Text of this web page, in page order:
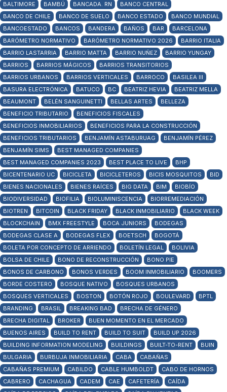
BALTIMORE
BAMBÚ BANCADA. RN
BANCO CENTRAL
BANCO DE CHILE
BANCO DE SUELO BANCO ESTADO
BANCO MUNDIAL
BANCOESTADO
BANCOS BANDERA BAÑOS BAR
BARCELONA
BARÓMETRO NORMATIVO
BARÓMETRO NORMATIVO 2026
BARRIO ITALIA
BARRIO LASTARRIA
BARRIO MATTA BARRIO NUÑEZ
BARRIO YUNGAY
BARRIOS
BARRIOS MÁGICOS
BARRIOS TRANSITORIOS
BARRIOS URBANOS
BARRIOS VERTICALES BARROCO
BASILEA III
BASURA ELECTRÓNICA
BATUCO BC BEATRIZ HEVIA
BEATRIZ MELLA
BEAUMONT
BELÉN SANGUINETTI BELLAS ARTES
BELLEZA
BENEFICIO TRIBUTARIO
BENEFICIOS FISCALES
BENEFICIOS INMOBILIARIOS
BENEFICIOS PARA LA CONSTRUCCIÓN
BENEFICIOS TRIBUTARIOS
BENJAMÍN ASTABURUAG
BENJAMÍN PÉREZ
BENJAMÍN SIMS
BEST MANAGED COMPANIES
BEST MANAGED COMPANIES 2023
BEST PLACE TO LIVE
BHP
BICENTENARIO UC
BICICLETA BICICLETEROS BICIS MOSQUITOS
BID
BIENES NACIONALES
BIENES RAÍCES BIG DATA BIM
BIOBÍO
BIODIVERSIDAD
BIOFILIA BIOLUMINISCENCIA
BIORREMEDIACIÓN
BIOTREN
BITCOIN BLACK FRIDAY BLACK INMOBILIARIO
BLACK WEEK
BLOCKCHAIN
BMX FREESTYLE BOCA JUNIORS
BODEGAS
BODEGAS CLASE A
BODEGAS FLEX BOETSCH
BOGOTÁ
BOLETA POR CONCEPTO DE ARRIENDO
BOLETÍN LEGAL
BOLIVIA
BOLSA DE CHILE
BONO DE RECONSTRUCCIÓN
BONO PIE
BONOS DE CARBONO
BONOS VERDES BOOM INMOBILIARIO
BOOMERS
BORDE COSTERO
BOSQUE NATIVO
BOSQUES URBANOS
BOSQUES VERTICALES
BOSTON BOTÓN ROJO BOULEVARD
BPTL
BRANDING
BRASIL BREAKING BAD
BRECHA DE GÉNERO
BRECHA DIGITAL
BROKER
BUEN MOMENTO EN EL MERCADO
BUENOS AIRES
BUILD TO RENT BUILD TO SUIT
BUILD UP 2026
BUILDING INFORMATION MODELING
BUILDINGS BUILT-TO-RENT
BUIN
BULGARIA
BURBUJA INMOBILIARIA CABA
CABAÑAS
CABAÑAS PREMIUM
CABILDO CABLE HUMBOLDT
CABO DE HORNOS
CABRERO
CACHAGUA CADEM CAE CAFETERÍA
CAÍDA